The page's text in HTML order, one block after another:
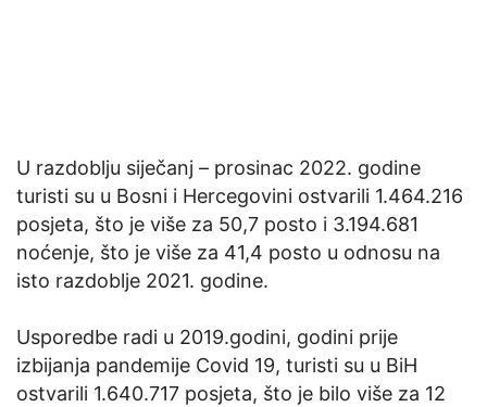
U razdoblju siječanj – prosinac 2022. godine
turisti su u Bosni i Hercegovini ostvarili 1.464.216
posjeta, što je više za 50,7 posto i 3.194.681
noćenje, što je više za 41,4 posto u odnosu na
isto razdoblje 2021. godine.
Usporedbe radi u 2019.godini, godini prije
izbijanja pandemije Covid 19, turisti su u BiH
ostvarili 1.640.717 posjeta, što je bilo više za 12